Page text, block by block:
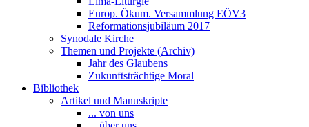
Europ. Ökum. Versammlung EÖV3
Reformationsjubiläum 2017
Synodale Kirche
Themen und Projekte (Archiv)
Jahr des Glaubens
Zukunftsträchtige Moral
Bibliothek
Artikel und Manuskripte
... von uns